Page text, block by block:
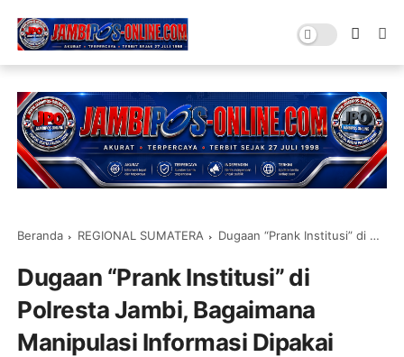
Beranda REGIONAL SUMATERA Dugaan “Prank Institusi” di Polresta Jambi, Bagaimana Manipulasi Informasi Dipakai untuk Meredam Aksi Massa L.I.M.B.A.H.
Dugaan “Prank Institusi” di
Polresta Jambi, Bagaimana
Manipulasi Informasi Dipakai